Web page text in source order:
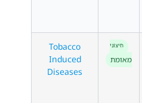
חִיצוֹנִי
מאומת
Tobacco
Induced
Diseases